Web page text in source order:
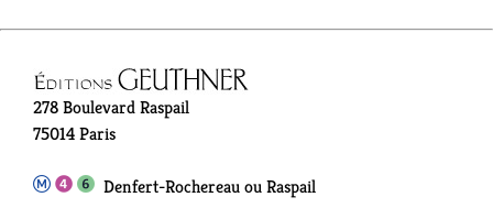
278 Boulevard Raspail
75014 Paris
Denfert-Rochereau ou Raspail